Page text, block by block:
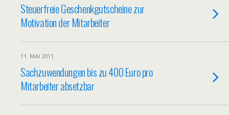
Steuerfreie Geschenkgutscheine zur
Motivation der Mitarbeiter
11. MAI 2011
Sachzuwendungen bis zu 400 Euro pro
Mitarbeiter absetzbar